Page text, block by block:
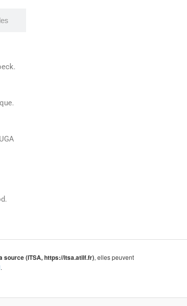
source (ITSA, https://itsa.atilf.fr), elles peuvent
.